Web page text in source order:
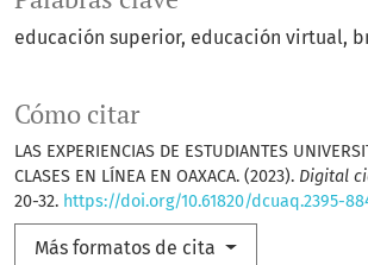
educación superior educación virtual
Cómo citar
LAS EXPERIENCIAS DE ESTUDIANTES
CLASES EN LÍNEA EN OAXACA. (2023). Digital
20-32. https://doi.org/10.61820/dcuaq.2395-
Más formatos de cita